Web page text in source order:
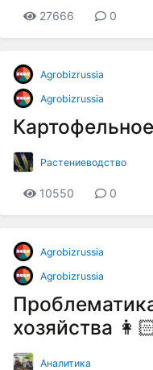
27666 0
Agrobizrussia
Agrobizrussia
Растениеводство
10550 0
Agrobizrussia
Agrobizrussia
хозяйства
Аналитика